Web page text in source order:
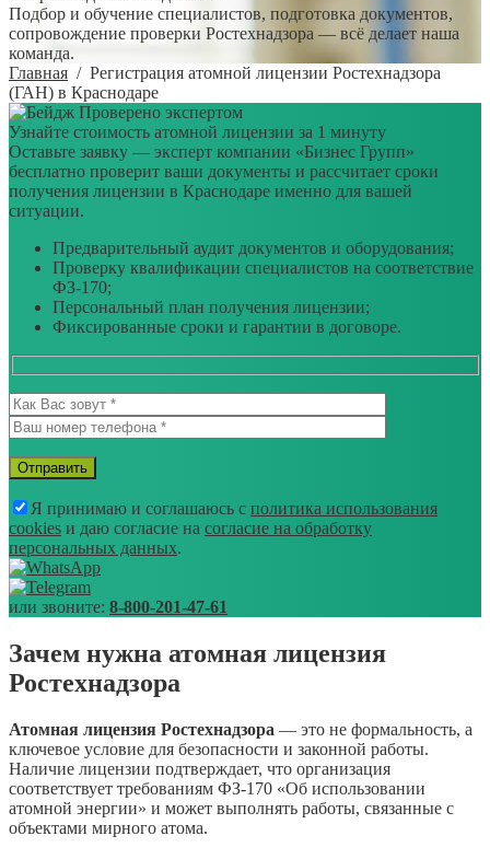
Подбор и обучение специалистов, подготовка документов,
сопровождение проверки Ростехнадзора — всё делает наша
команда.
Главная / Регистрация атомной лицензии Ростехнадзора
(ГАН) в Краснодаре
Проверено экспертом
Узнайте стоимость атомной лицензии за 1 минуту
Оставьте заявку — эксперт компании «Бизнес Групп»
бесплатно проверит ваши документы и рассчитает сроки
получения лицензии в Краснодаре именно для вашей
ситуации.
Предварительный аудит документов и оборудования;
Проверку квалификации специалистов на соответствие
ФЗ-170;
Персональный план получения лицензии;
Фиксированные сроки и гарантии в договоре.
Я принимаю и соглашаюсь с политика использования
cookies и даю согласие на согласие на обработку
персональных данных.
или звоните: 8-800-201-47-61
Зачем нужна атомная лицензия
Ростехнадзора
Атомная лицензия Ростехнадзора — это не формальность, а
ключевое условие для безопасности и законной работы.
Наличие лицензии подтверждает, что организация
соответствует требованиям ФЗ-170 «Об использовании
атомной энергии» и может выполнять работы, связанные с
объектами мирного атома.